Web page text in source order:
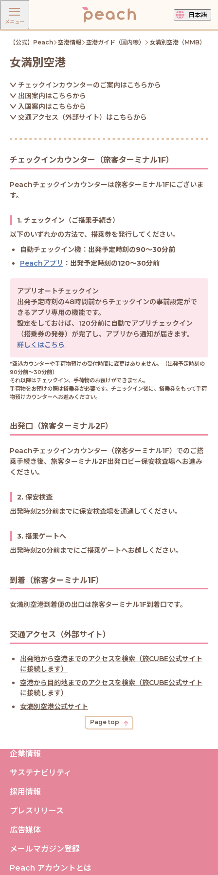
メニュー
日本語
【公式】Peach 空港情報 空港ガイド（国内線） 女満別空港（MMB）
女満別空港
チェックインカウンターのご案内はこちらから
出国案内はこちらから
入国案内はこちらから
交通アクセス（外部サイト）はこちらから
チェックインカウンター（旅客ターミナル1F）
Peachチェックインカウンターは旅客ターミナル1Fにございま
す。
1. チェックイン（ご搭乗手続き）
以下のいずれかの方法で、搭乗券を発行してください。
自動チェックイン機： 出発予定時刻の90～30分前
Peachアプリ ： 出発予定時刻の120～30分前
アプリオートチェックイン
出発予定時刻の48時間前からチェックインの事前設定がで
きるアプリ専用の機能です。
設定をしておけば、120分前に自動でアプリチェックイン
（搭乗券の発券）が完了し、アプリから通知が届きます。
詳しくはこちら
*空港カウンターや手荷物預けの受付時間に変更はありません。（出発予定時刻の
90分前～30分前）
それ以降はチェックイン、手荷物のお預けができません。
手荷物をお預けの際は搭乗券が必要です。チェックイン後に、搭乗券をもって手荷
物預けカウンターへお進みください。
出発口（旅客ターミナル2F）
Peachチェックインカウンター（旅客ターミナル1F）でのご搭
乗手続き後、旅客ターミナル2F出発ロビー保安検査場へお進み
ください。
2. 保安検査
出発時刻25分前までに保安検査場を通過してください。
3. 搭乗ゲートへ
出発時刻20分前までにご搭乗ゲートへお越しください。
到着（旅客ターミナル1F）
女満別空港到着便の出口は旅客ターミナル1F到着口です。
交通アクセス（外部サイト）
出発地から空港までのアクセスを検索（旅CUBE公式サイト
に接続します）
空港から目的地までのアクセスを検索（旅CUBE公式サイト
に接続します）
女満別空港公式サイト
Page top
企業情報
サステナビリティ
採用情報
プレスリリース
広告媒体
メールマガジン登録
Peach アカウントとは